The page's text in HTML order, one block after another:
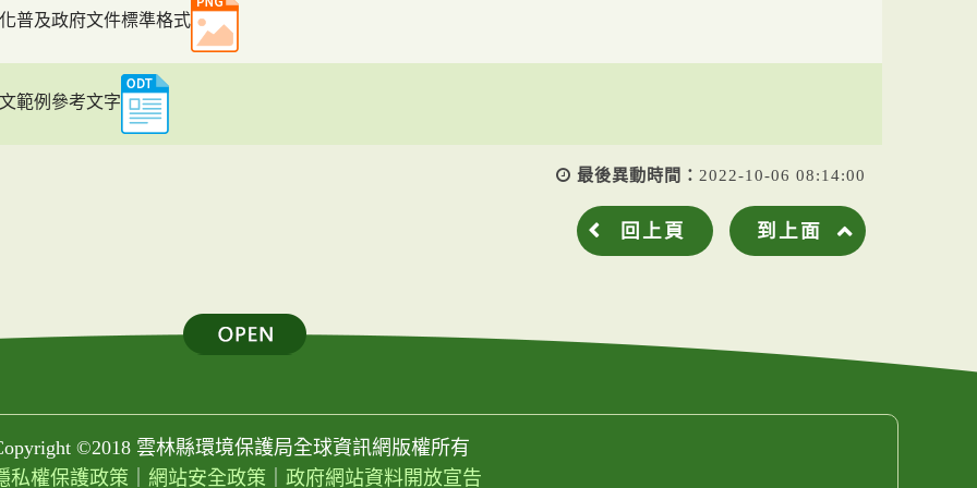
普及政府文件標準格式
範例參考文字
最後異動時間： 2022-10-06 08:14:00
回上頁 到上面
©2018 雲林縣環境保護局全球資訊網版權所有
私權保護政策
網站安全政策 ｜政府網站資料開放宣告